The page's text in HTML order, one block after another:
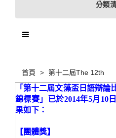
分類
首頁 第十二屆The 12th
「第十二屆文藻盃日語辯
錦標賽」已於2014年5月10
果如下：
【團體獎】